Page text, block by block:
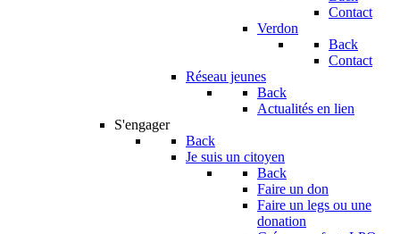
Contact
Verdon
Back
Contact
Réseau jeunes
Back
Actualités en lien
S'engager
Back
Je suis un citoyen
Back
Faire un don
Faire un legs ou une
donation